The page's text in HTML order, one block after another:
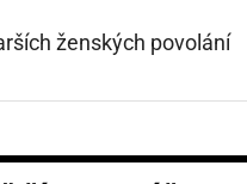
ženských povolání